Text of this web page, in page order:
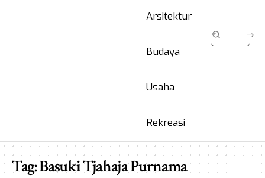
Arsitektur
Budaya
Usaha
Rekreasi
Tag:Basuki Tjahaja Purnama